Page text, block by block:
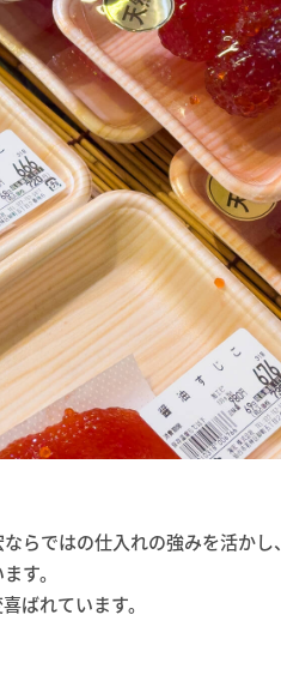
らではの仕入れの強みを活かし、
す。
ばれています。